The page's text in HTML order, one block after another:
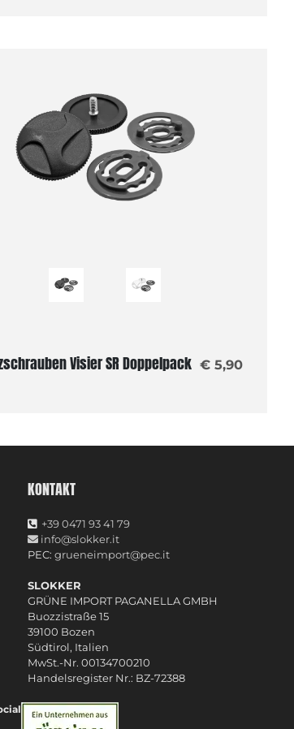
Visier SR Doppelpack € 5,90
KONTAKT
+39 0471 93 41 79
info@slokker.it
PEC:grueneimport@pec.it
SLOKKER
GRÜNE IMPORT PAGANELLA GMBH
Buozzistraße 15
39100 Bozen
Südtirol, Italien
MwSt.-Nr. 00134700210
Handelsregister Nr.: BZ-72388